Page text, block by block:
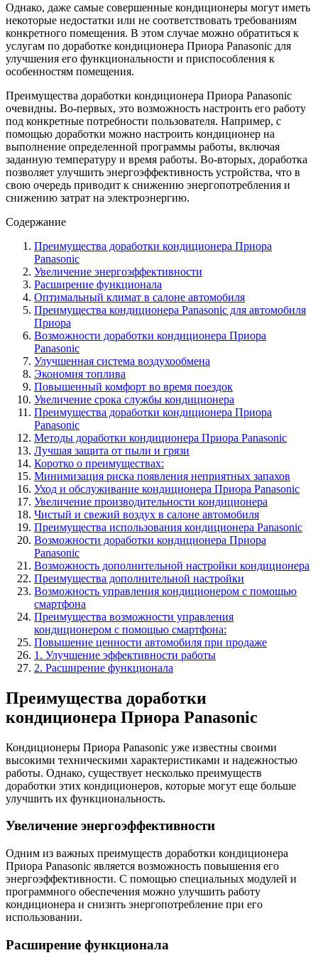
Однако, даже самые совершенные кондиционеры могут иметь
некоторые недостатки или не соответствовать требованиям
конкретного помещения. В этом случае можно обратиться к
услугам по доработке кондиционера Приора Panasonic для
улучшения его функциональности и приспособления к
особенностям помещения.
Преимущества доработки кондиционера Приора Panasonic
очевидны. Во-первых, это возможность настроить его работу
под конкретные потребности пользователя. Например, с
помощью доработки можно настроить кондиционер на
выполнение определенной программы работы, включая
заданную температуру и время работы. Во-вторых, доработка
позволяет улучшить энергоэффективность устройства, что в
свою очередь приводит к снижению энергопотребления и
снижению затрат на электроэнергию.
Содержание
Преимущества доработки кондиционера Приора
Panasonic
Увеличение энергоэффективности
Расширение функционала
Оптимальный климат в салоне автомобиля
Преимущества кондиционера Panasonic для автомобиля
Приора
Возможности доработки кондиционера Приора
Panasonic
Улучшенная система воздухообмена
Экономия топлива
Повышенный комфорт во время поездок
Увеличение срока службы кондиционера
Преимущества доработки кондиционера Приора
Panasonic
Методы доработки кондиционера Приора Panasonic
Лучшая защита от пыли и грязи
Коротко о преимуществах:
Минимизация риска появления неприятных запахов
Уход и обслуживание кондиционера Приора Panasonic
Увеличение производительности кондиционера
Чистый и свежий воздух в салоне автомобиля
Преимущества использования кондиционера Panasonic
Возможности доработки кондиционера Приора
Panasonic
Возможность дополнительной настройки кондиционера
Преимущества дополнительной настройки
Возможность управления кондиционером с помощью
смартфона
Преимущества возможности управления
кондиционером с помощью смартфона:
Повышение ценности автомобиля при продаже
1. Улучшение эффективности работы
2. Расширение функционала
Преимущества доработки
кондиционера Приора Panasonic
Кондиционеры Приора Panasonic уже известны своими
высокими техническими характеристиками и надежностью
работы. Однако, существует несколько преимуществ
доработки этих кондиционеров, которые могут еще больше
улучшить их функциональность.
Увеличение энергоэффективности
Одним из важных преимуществ доработки кондиционера
Приора Panasonic является возможность повышения его
энергоэффективности. С помощью специальных модулей и
программного обеспечения можно улучшить работу
кондиционера и снизить энергопотребление при его
использовании.
Расширение функционала